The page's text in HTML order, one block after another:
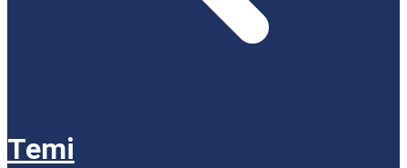
Temi